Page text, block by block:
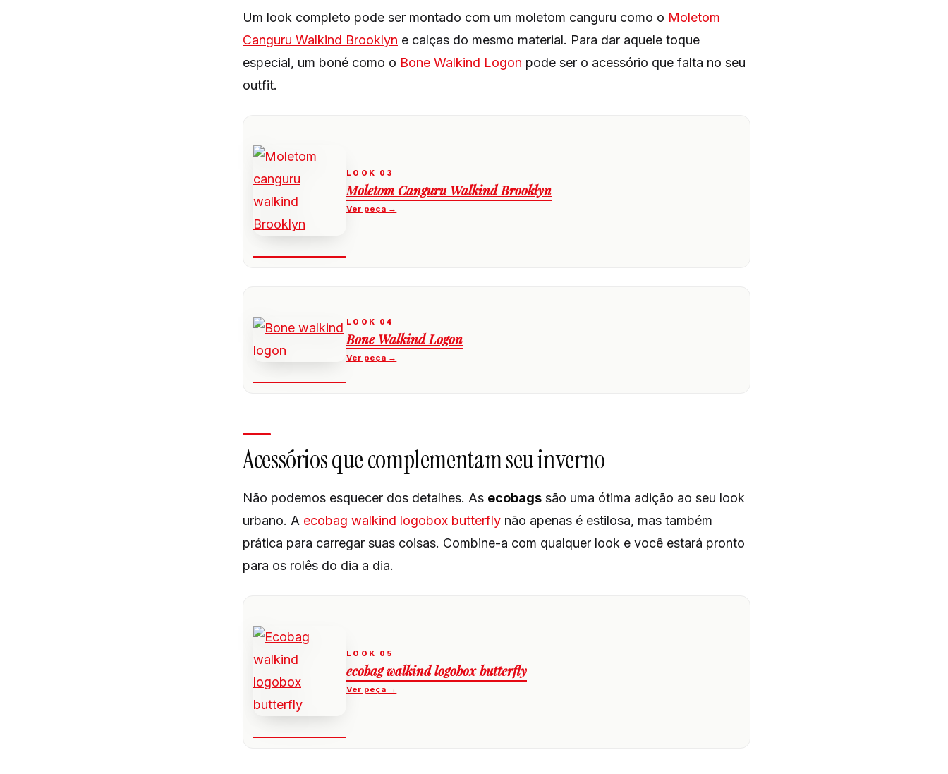
Um look completo pode ser montado com um moletom canguru como o Moletom
Canguru Walkind Brooklyn e calças do mesmo material. Para dar aquele toque
especial, um boné como o Bone Walkind Logon pode ser o acessório que falta no seu
outfit.
Moletom Canguru Walkind Brooklyn
Bone Walkind Logon
Acessórios que complementam seu inverno
Não podemos esquecer dos detalhes. As ecobags são uma ótima adição ao seu look
urbano. A ecobag walkind logobox butterfly não apenas é estilosa, mas também
prática para carregar suas coisas. Combine-a com qualquer look e você estará pronto
para os rolês do dia a dia.
ecobag walkind logobox butterfly